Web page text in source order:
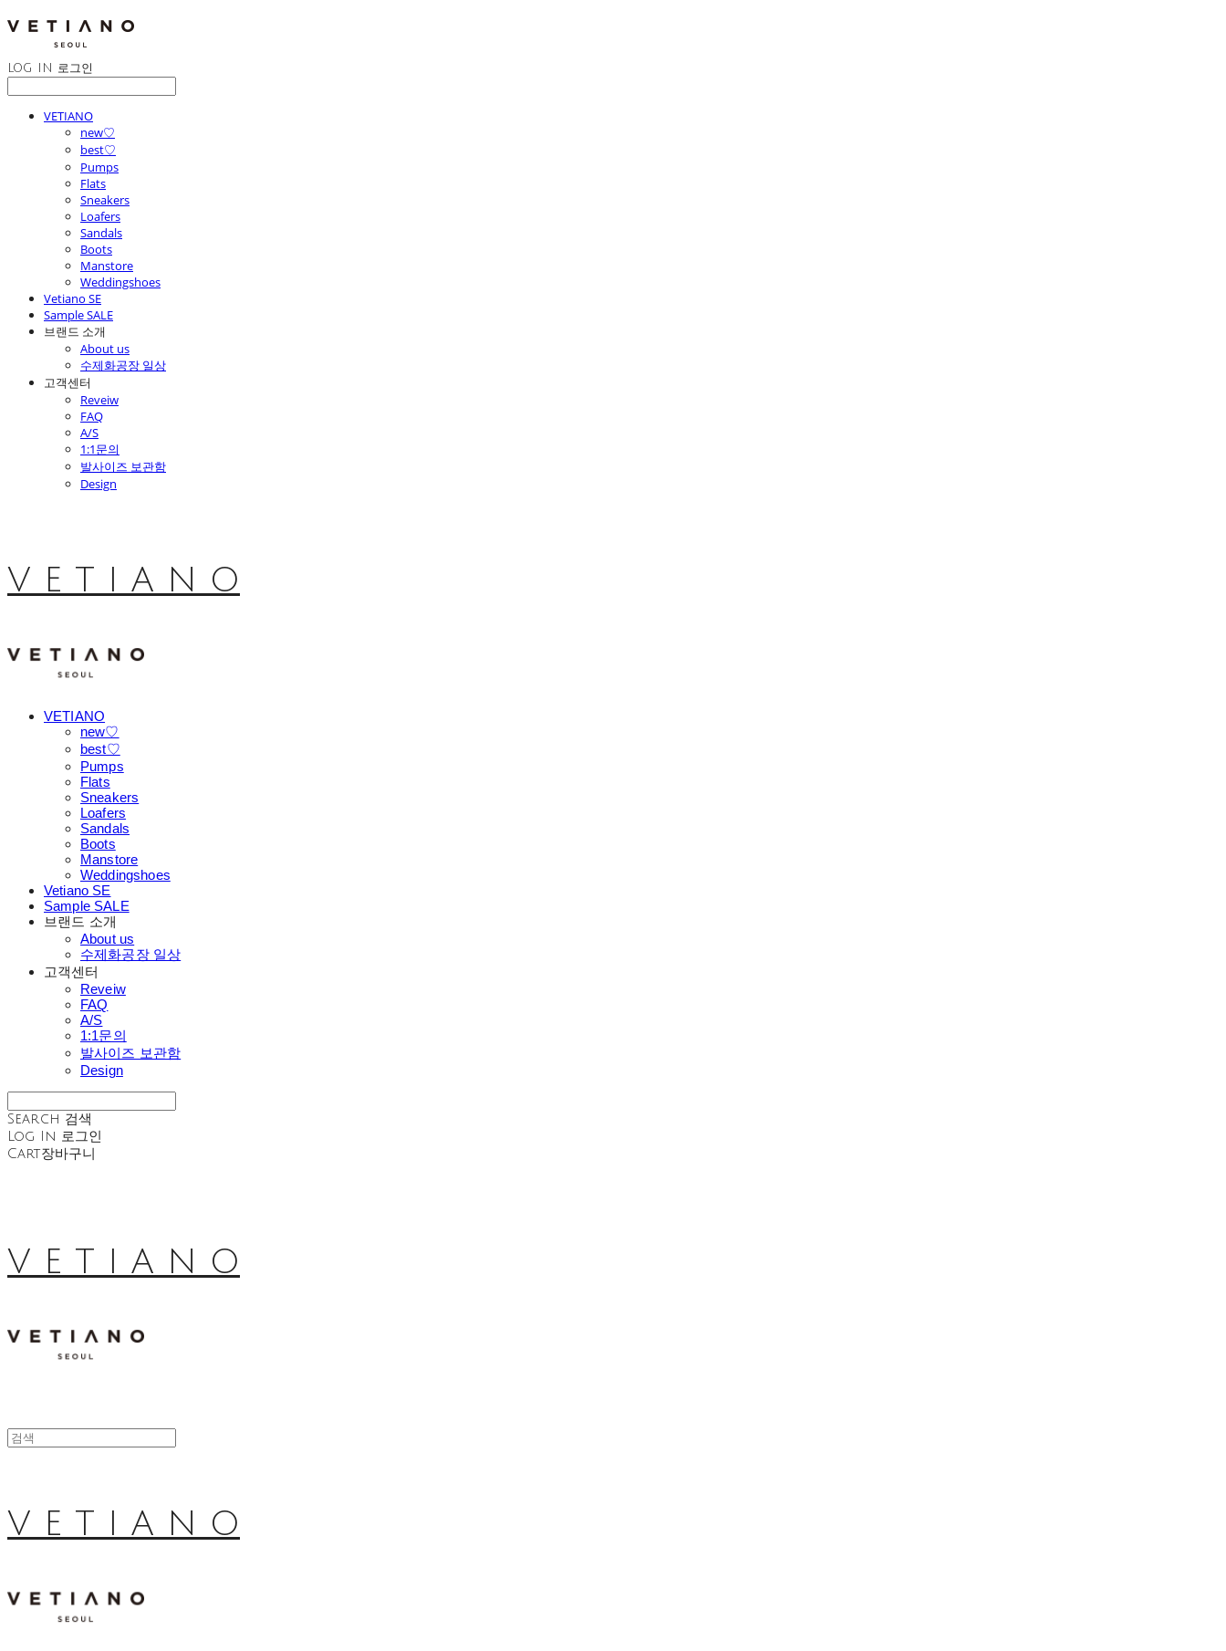
LOG IN 로그인
VETIANO
new♡
best♡
Pumps
Flats
Sneakers
Loafers
Sandals
Boots
Manstore
Weddingshoes
Vetiano SE
Sample SALE
브랜드 소개
About us
수제화공장 일상
고객센터
Reveiw
FAQ
A/S
1:1문의
발사이즈 보관함
Design
V E T I A N O
VETIANO
new♡
best♡
Pumps
Flats
Sneakers
Loafers
Sandals
Boots
Manstore
Weddingshoes
Vetiano SE
Sample SALE
브랜드 소개
About us
수제화공장 일상
고객센터
Reveiw
FAQ
A/S
1:1문의
발사이즈 보관함
Design
Search 검색
Log In 로그인
Cart장바구니
V E T I A N O
V E T I A N O